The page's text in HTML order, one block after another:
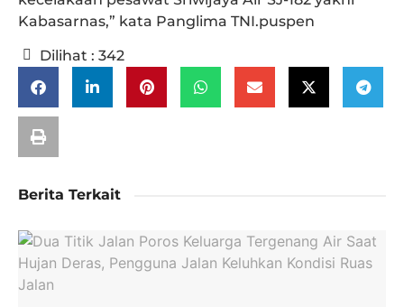
Kabasarnas,” kata Panglima TNI.puspen
Dilihat : 342
Berita Terkait